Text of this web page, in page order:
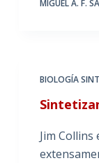
MIGUEL A. F.
BIOLOGÍA
Jim